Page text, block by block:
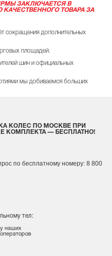
ЗАКЛЮЧАЕТСЯ В
ТОВАРА ЗА
сокращения дополнительных
площадей.
шин и официальных
мы добиваемся больших
тел:
у наших
операторов
КОЛЕС ПО МОСКВЕ ПРИ
КОМПЛЕКТА — БЕСПЛАТНО!
по бесплатному номеру: 8 800